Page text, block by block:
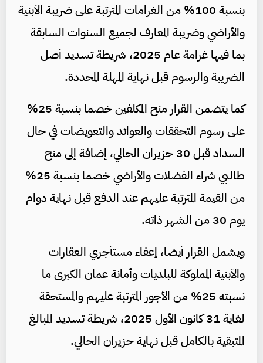
بنسبة 100% من الغرامات المترتبة على ضريبة الأبنية
والأراضي وضريبة المعارف لجميع السنوات السابقة
بما فيها غرامة عام 2025، شريطة تسديد أصل
الضريبة والرسوم قبل نهاية المهلة المحددة.
كما يتضمن القرار منح المكلفين خصما بنسبة 25%
على رسوم التحققات والعوائد والتعويضات في حال
السداد قبل 30 حزيران الحالي، إضافة إلى منح
طالبي شراء الفضلات والأراضي خصما بنسبة 25%
من القيمة المترتبة عليهم عند الدفع قبل نهاية دوام
يوم 30 من الشهر ذاته.
ويشمل القرار أيضا، إعفاء مستأجري العقارات
والأبنية المملوكة للبلديات وأمانة عمان الكبرى ما
نسبته 25% من الأجور المترتبة عليهم والمستحقة
لغاية 31 كانون الأول 2025، شريطة تسديد المبالغ
المتبقية بالكامل قبل نهاية حزيران الحالي.